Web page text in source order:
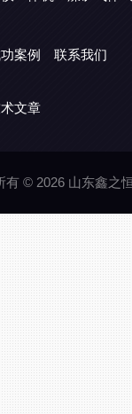
案例 联系我们
文章
有 © 2026 山东鑫之